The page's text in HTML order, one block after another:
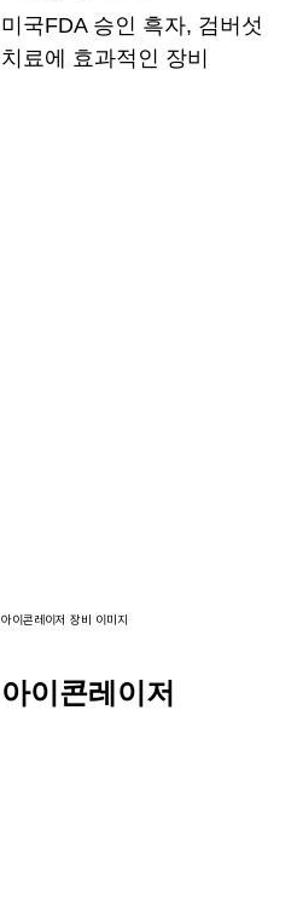
미국FDA 승인 흑자, 검버섯
치료에 효과적인 장비
아이콘레이저 장비 이미지
아이콘레이저